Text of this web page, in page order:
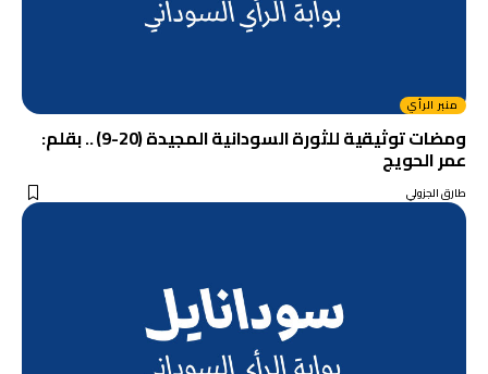
منبر الرأي
ومضات توثيقية للثورة السودانية المجيدة (20-9) .. بقلم:
عمر الحويج
طارق الجزولي